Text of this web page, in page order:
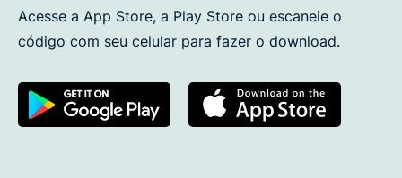
Acesse a App Store, a Play Store ou escaneie o
código com seu celular para fazer o download.